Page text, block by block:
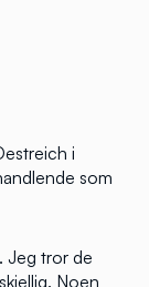
i
som
Jeg tror de
Noen